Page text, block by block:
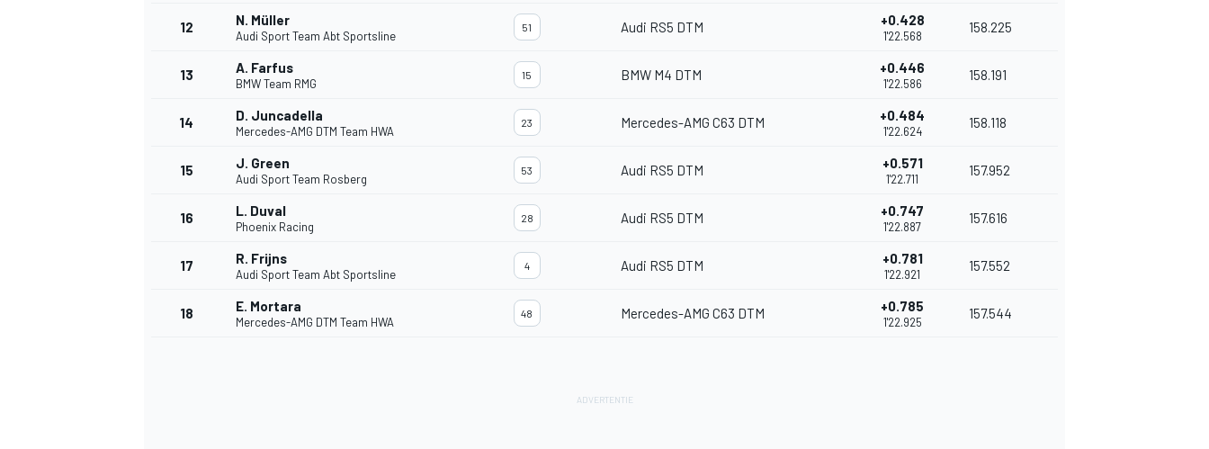
12 N. Müller
Audi Sport Team Abt Sportsline
51 Audi RS5 DTM +0.428
1'22.568
158.225
13 A. Farfus
BMW Team RMG
15 BMW M4 DTM +0.446
1'22.586
158.191
14 D. Juncadella
Mercedes-AMG DTM Team HWA
23 Mercedes-AMG C63 DTM +0.484
1'22.624
158.118
15 J. Green
Audi Sport Team Rosberg
53 Audi RS5 DTM +0.571
1'22.711
157.952
16 L. Duval
Phoenix Racing
28 Audi RS5 DTM +0.747
1'22.887
157.616
17 R. Frijns
Audi Sport Team Abt Sportsline
4 Audi RS5 DTM +0.781
1'22.921
157.552
18 E. Mortara
Mercedes-AMG DTM Team HWA
48 Mercedes-AMG C63 DTM +0.785
1'22.925
157.544